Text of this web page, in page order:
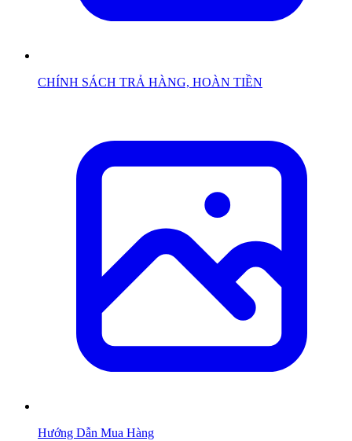
CHÍNH SÁCH TRẢ HÀNG, HOÀN TIỀN
Hướng Dẫn Mua Hàng